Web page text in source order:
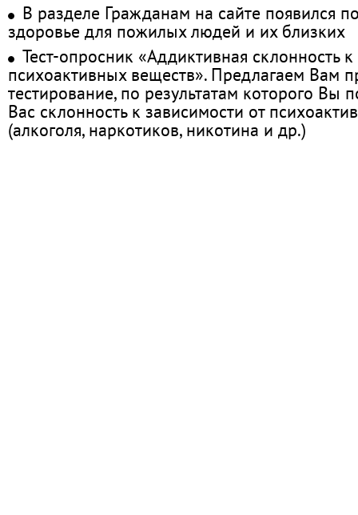
В разделе Гражданам на сайте появился
здоровье для пожилых людей и их близких
Тест-опросник «Аддиктивная склонность
психоактивных веществ». Предлагаем Вам
тестирование, по результатам которого Вы
Вас склонность к зависимости от
(алкоголя, наркотиков, никотина и др.)